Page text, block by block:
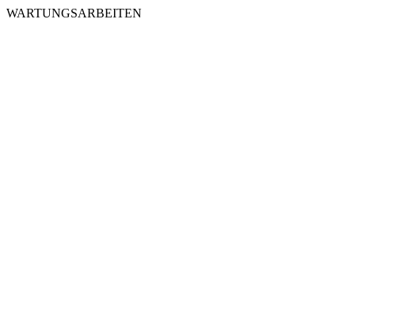
WARTUNGSARBEITEN